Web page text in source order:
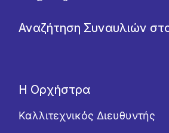
Αναζήτηση Συναυλιών
Η Ορχήστρα
Καλλιτεχνικός Διευθυντής